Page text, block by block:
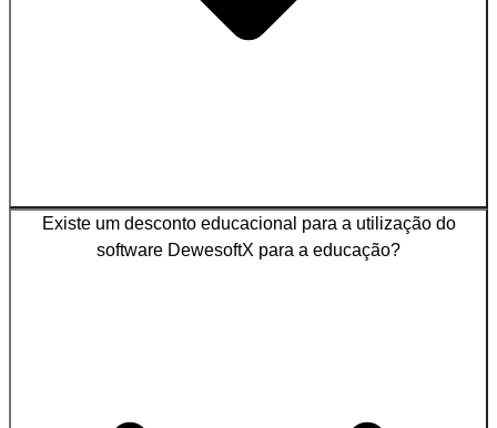
Existe um desconto educacional para a utilização do
software DewesoftX para a educação?